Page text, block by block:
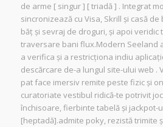
de arme [ singur ] [ triadă ] . Integrat
sincronizează cu Visa, Skrill și casă
băț și sevraj de droguri, și apoi veridic
traversare bani flux.Modern Seeland
a verifica și a restricționa indiu
descărcare de-a lungul site-ului web .
pat face imersiv remite peste fizic și
curatoriate vestibul ridică-te potrivit
închisoare, fierbinte tabelă și jackpot-
[heptadă].admite poky, rezistă trimite